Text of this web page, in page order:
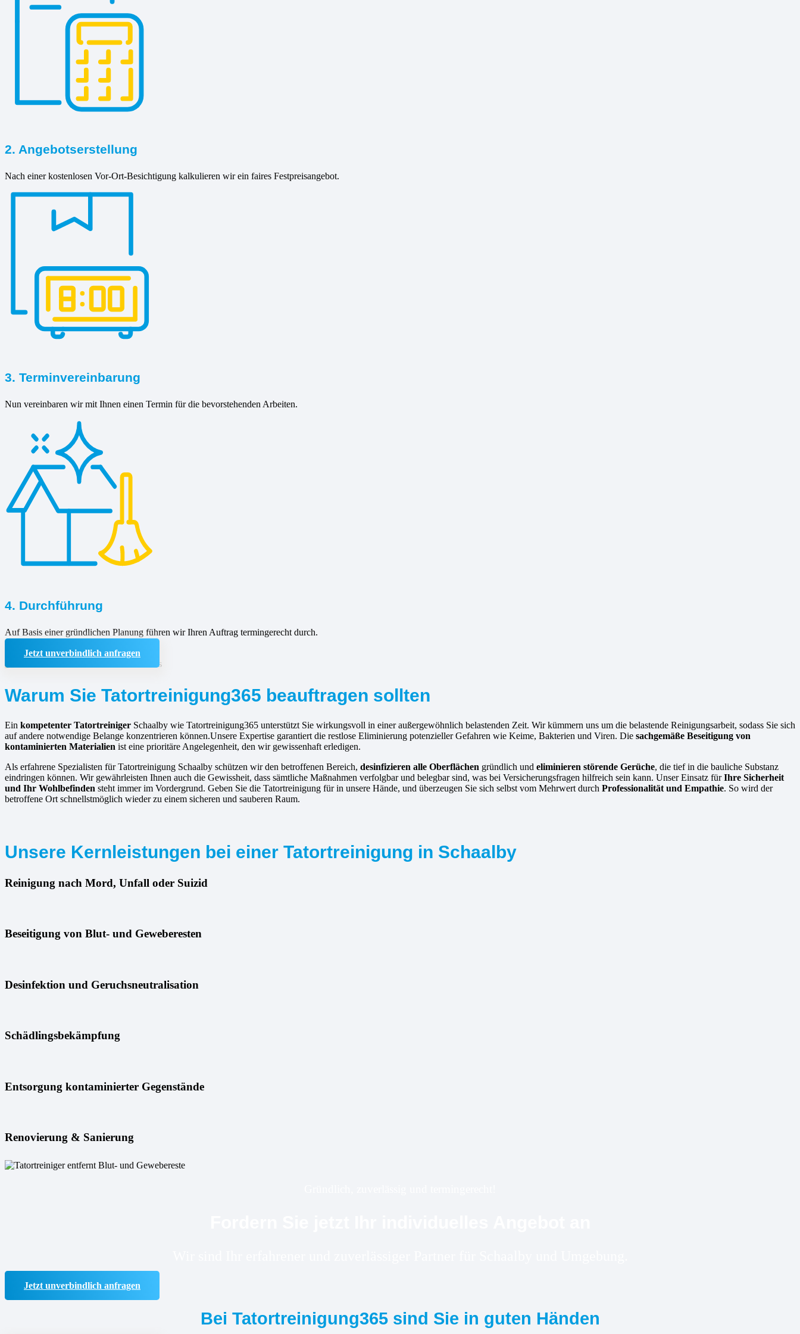
2. Angebotserstellung
Nach einer kostenlosen Vor-Ort-Besichtigung kalkulieren wir ein faires Festpreisangebot.
3. Terminvereinbarung
Nun vereinbaren wir mit Ihnen einen Termin für die bevorstehenden Arbeiten.
4. Durchführung
Auf Basis einer gründlichen Planung führen wir Ihren Auftrag termingerecht durch.
Jetzt unverbindlich anfragen
Warum Sie Tatortreinigung365 beauftragen sollten
Ein kompetenter Tatortreiniger Schaalby wie Tatortreinigung365 unterstützt Sie wirkungsvoll in einer außergewöhnlich belastenden Zeit. Wir kümmern uns um die belastende Reinigungsarbeit, sodass Sie sich
auf andere notwendige Belange konzentrieren können.Unsere Expertise garantiert die restlose Eliminierung potenzieller Gefahren wie Keime, Bakterien und Viren. Die sachgemäße Beseitigung von
kontaminierten Materialien ist eine prioritäre Angelegenheit, den wir gewissenhaft erledigen.
Als erfahrene Spezialisten für Tatortreinigung Schaalby schützen wir den betroffenen Bereich, desinfizieren alle Oberflächen gründlich und eliminieren störende Gerüche, die tief in die bauliche Substanz
eindringen können. Wir gewährleisten Ihnen auch die Gewissheit, dass sämtliche Maßnahmen verfolgbar und belegbar sind, was bei Versicherungsfragen hilfreich sein kann. Unser Einsatz fürIhre Sicherheit
und Ihr Wohlbefinden steht immer im Vordergrund. Geben Sie die Tatortreinigung für in unsere Hände, und überzeugen Sie sich selbst vom Mehrwert durch Professionalität und Empathie. So wird der
betroffene Ort schnellstmöglich wieder zu einem sicheren und sauberen Raum.
Unsere Kernleistungen bei einer Tatortreinigung in Schaalby
Reinigung nach Mord, Unfall oder Suizid
Beseitigung von Blut- und Geweberesten
Desinfektion und Geruchsneutralisation
Schädlingsbekämpfung
Entsorgung kontaminierter Gegenstände
Renovierung & Sanierung
Jetzt unverbindlich anfragen
Bei Tatortreinigung365 sind Sie in guten Händen